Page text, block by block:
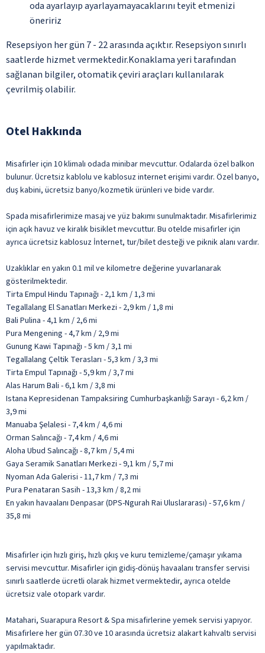
oda ayarlayıp ayarlayamayacaklarını teyit etmenizi
öneririz
Resepsiyon her gün 7 - 22 arasında açıktır. Resepsiyon sınırlı
saatlerde hizmet vermektedir.Konaklama yeri tarafından
sağlanan bilgiler, otomatik çeviri araçları kullanılarak
çevrilmiş olabilir.
Otel Hakkında
Misafirler için 10 klimalı odada minibar mevcuttur. Odalarda özel balkon
bulunur. Ücretsiz kablolu ve kablosuz internet erişimi vardır. Özel banyo,
duş kabini, ücretsiz banyo/kozmetik ürünleri ve bide vardır.
Spada misafirlerimize masaj ve yüz bakımı sunulmaktadır. Misafirlerimiz
için açık havuz ve kiralık bisiklet mevcuttur. Bu otelde misafirler için
ayrıca ücretsiz kablosuz İnternet, tur/bilet desteği ve piknik alanı vardır.
Uzaklıklar en yakın 0.1 mil ve kilometre değerine yuvarlanarak
gösterilmektedir.
Tirta Empul Hindu Tapınağı - 2,1 km / 1,3 mi
Tegallalang El Sanatları Merkezi - 2,9 km / 1,8 mi
Bali Pulina - 4,1 km / 2,6 mi
Pura Mengening - 4,7 km / 2,9 mi
Gunung Kawi Tapınağı - 5 km / 3,1 mi
Tegallalang Çeltik Terasları - 5,3 km / 3,3 mi
Tirta Empul Tapınağı - 5,9 km / 3,7 mi
Alas Harum Bali - 6,1 km / 3,8 mi
Istana Kepresidenan Tampaksiring Cumhurbaşkanlığı Sarayı - 6,2 km /
3,9 mi
Manuaba Şelalesi - 7,4 km / 4,6 mi
Orman Salıncağı - 7,4 km / 4,6 mi
Aloha Ubud Salıncağı - 8,7 km / 5,4 mi
Gaya Seramik Sanatları Merkezi - 9,1 km / 5,7 mi
Nyoman Ada Galerisi - 11,7 km / 7,3 mi
Pura Penataran Sasih - 13,3 km / 8,2 mi
En yakın havaalanı Denpasar (DPS-Ngurah Rai Uluslararası) - 57,6 km /
35,8 mi
Misafirler için hızlı giriş, hızlı çıkış ve kuru temizleme/çamaşır yıkama
servisi mevcuttur. Misafirler için gidiş-dönüş havaalanı transfer servisi
sınırlı saatlerde ücretli olarak hizmet vermektedir, ayrıca otelde
ücretsiz vale otopark vardır.
Matahari, Suarapura Resort & Spa misafirlerine yemek servisi yapıyor.
Misafirlere her gün 07.30 ve 10 arasında ücretsiz alakart kahvaltı servisi
yapılmaktadır.